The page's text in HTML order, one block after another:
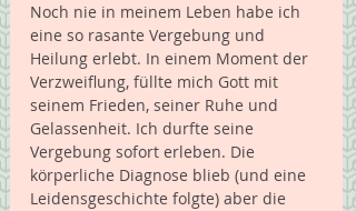
Noch nie in meinem Leben habe ich
eine so rasante Vergebung und
Heilung erlebt. In einem Moment der
Verzweiflung, füllte mich Gott mit
seinem Frieden, seiner Ruhe und
Gelassenheit. Ich durfte seine
Vergebung sofort erleben. Die
körperliche Diagnose blieb (und eine
Leidensgeschichte folgte) aber die